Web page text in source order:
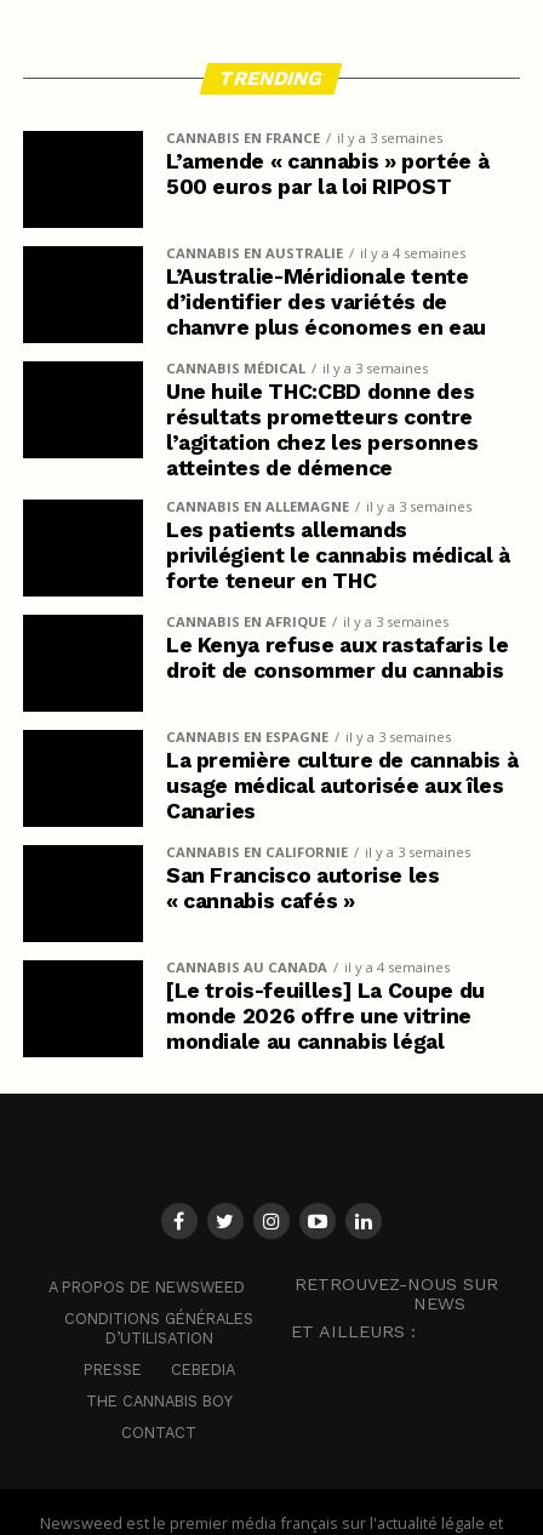
TRENDING
CANNABIS EN FRANCE il y a 3 semaines
L’amende « cannabis » portée à
500 euros par la loi RIPOST
CANNABIS EN AUSTRALIE il y a 4 semaines
L’Australie-Méridionale tente
d’identifier des variétés de
chanvre plus économes en eau
CANNABIS MÉDICAL il y a 3 semaines
Une huile THC:CBD donne des
résultats prometteurs contre
l’agitation chez les personnes
atteintes de démence
CANNABIS EN ALLEMAGNE il y a 3 semaines
Les patients allemands
privilégient le cannabis médical à
forte teneur en THC
CANNABIS EN AFRIQUE il y a 3 semaines
Le Kenya refuse aux rastafaris le
droit de consommer du cannabis
CANNABIS EN ESPAGNE il y a 3 semaines
La première culture de cannabis à
usage médical autorisée aux îles
Canaries
CANNABIS EN CALIFORNIE il y a 3 semaines
San Francisco autorise les
« cannabis cafés »
CANNABIS AU CANADA il y a 4 semaines
[Le trois-feuilles] La Coupe du
monde 2026 offre une vitrine
mondiale au cannabis légal
A PROPOS DE NEWSWEED
CONDITIONS GÉNÉRALES
D’UTILISATION
PRESSE
CEBEDIA
THE CANNABIS BOY
CONTACT
RETROUVEZ-NOUS SUR
NEWS
ET AILLEURS :
Newsweed est le premier média français sur l'actualité légale et